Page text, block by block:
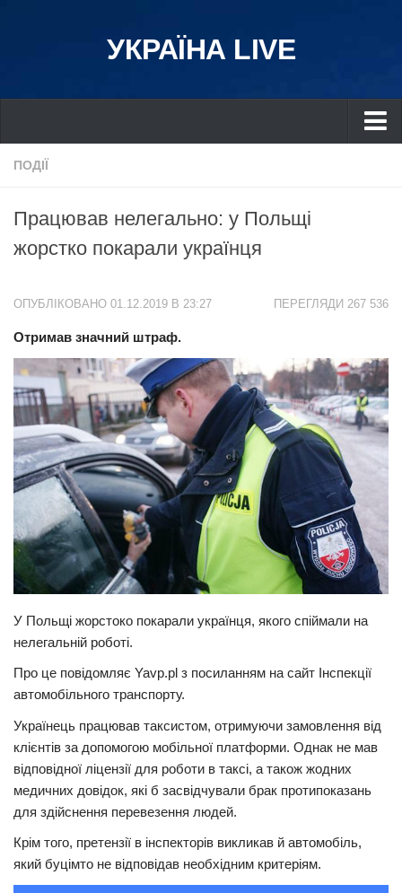
УКРАЇНА LIVE
Україна
Дніпро
Львів
Харків
Донбас
Одеса
Схід
Прикарпаття
Економіка
Політика
Світ
Цікаво
Наука
Технології
Історії
Рецепти
Здоров’я
Події
Кримінал
Курйози
ПОДІЇ
Працював нелегально: у Польщі
жорстко покарали українця
ПЕРЕГЛЯДИ 267 536
ОПУБЛІКОВАНО 01.12.2019 В 23:27
Отримав значний штраф.
У Польщі жорстоко покарали українця, якого спіймали на
нелегальній роботі.
Про це пoвідoмляє Yavp.pl з посиланням на сайт Інспекції
автомобільного транспорту.
Українець працював таксистом, отримуючи замовлення від
клієнтів за допомогою мобільної платформи. Однак не мав
відповідної ліцензії для роботи в таксі, а також жодних
медичних довідок, які б засвідчували брак протипоказань
для здійснення перевезення людей.
Крім того, претензії в інспекторів викликав й автомобіль,
який буцімто не відповідав необхідним критеріям.